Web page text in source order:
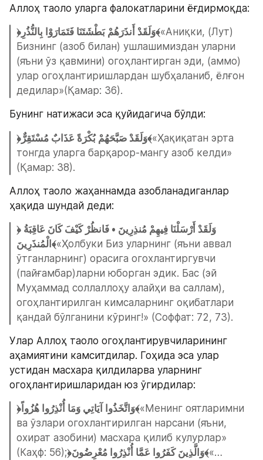
Аллоҳ таоло уларга фалокатларини ёғдирмоқда:
﴿وَلَقَدْ أَنذَرَهُمْ بَطْشَتَنَا فَتَمَارَوْا بِالنُّذُرِ﴾«Аниқки, (Лут)
Бизнинг (азоб билан) ушлашимиздан уларни
(яъни ўз қавмини) огоҳлантирган эди, (аммо)
улар огоҳлантиришлардан шубҳаланиб, ёлғон
дедилар»(Қамар: 36).
Бунинг натижаси эса қуйидагича бўлди:
﴿وَلَقَدْ صَبَّحَهُمْ بُكْرَةً عَذَابٌ مُسْتَقِرٌّ﴾«Ҳақиқатан эрта
тонгда уларга барқарор-мангу азоб келди»
(Қамар: 38).
Аллоҳ таоло жаҳаннамда азобланадиганлар
ҳақида шундай деди:
﴿وَلَقَدْ أَرْسَلْنَا فِيهِمْ مُنذِرِينَ • فَانظُرْ كَيْفَ كَانَ عَاقِبَةُ
الْمُنذَرِينَ﴾«Ҳолбуки Биз уларнинг (яъни аввал
ўтганларнинг) орасига огохлантиргувчи
(пайғамбар)ларни юборган эдик. Бас (эй
Муҳаммад соллаллоҳу алайҳи ва саллам),
огоҳлантирилган кимсаларнинг оқибатлари
қандай бўлганини кўринг!» (Соффат: 72, 73).
Улар Аллоҳ таоло огоҳлантирувчиларининг
аҳамиятини камситдилар. Гоҳида эса улар
устидан масхара қилдиларва уларнинг
огоҳлантиришларидан юз ўгирдилар:
﴿وَاتَّخَذُوا آيَاتِي وَمَا أُنْذِرُوا هُزُواً﴾«Менинг оятларимни
ва ўзлари огохлантирилган нарсани (яъни,
охират азобини) масхара қилиб кулурлар»
(Каҳф: 56);
﴿وَالَّذِينَ كَفَرُوا عَمَّا أُنْذِرُوا مُعْرِضُونَ﴾«…